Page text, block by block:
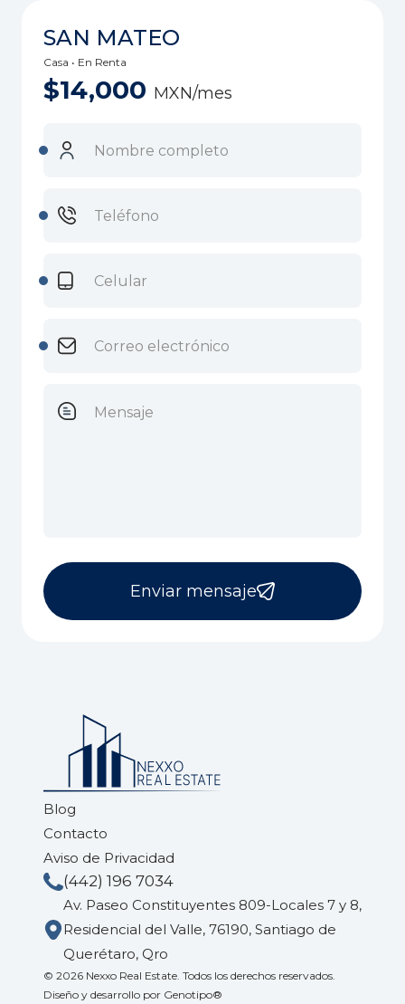
SAN MATEO
Casa • En Renta
$14,000 MXN/mes
Enviar mensaje
Blog
Contacto
Aviso de Privacidad
(442) 196 7034
Av. Paseo Constituyentes 809-Locales 7 y 8,
Residencial del Valle, 76190, Santiago de
Querétaro, Qro
© 2026 Nexxo Real Estate. Todos los derechos reservados.
Diseño y desarrollo por Genotipo®